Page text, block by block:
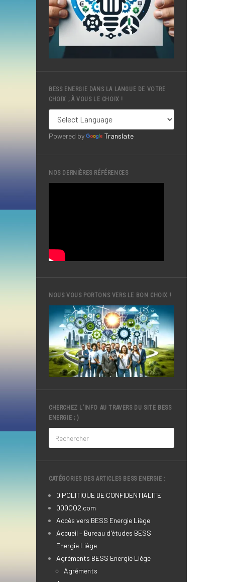
BESS ENERGIE DANS LA LANGUE DE VOTRE
CHOIX ; À VOUS LE CHOIX !
Powered by Translate
NOS DERNIÈRES RÉFÉRENCES
NOUS VOUS PORTONS VERS LE BON CHOIX !
CHERCHEZ L’INFO AU TRAVERS DU SITE BESS
ENERGIE ; )
CATÉGORIES DES ARTICLES BESS ENERGIE :
0 POLITIQUE DE CONFIDENTIALITE
000CO2.com
Accès vers BESS Energie Liège
Accueil – Bureau d'études BESS
Energie Liège
Agréments BESS Energie Liège
Agréments